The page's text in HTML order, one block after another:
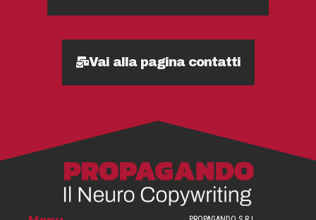
Vai alla pagina contatti